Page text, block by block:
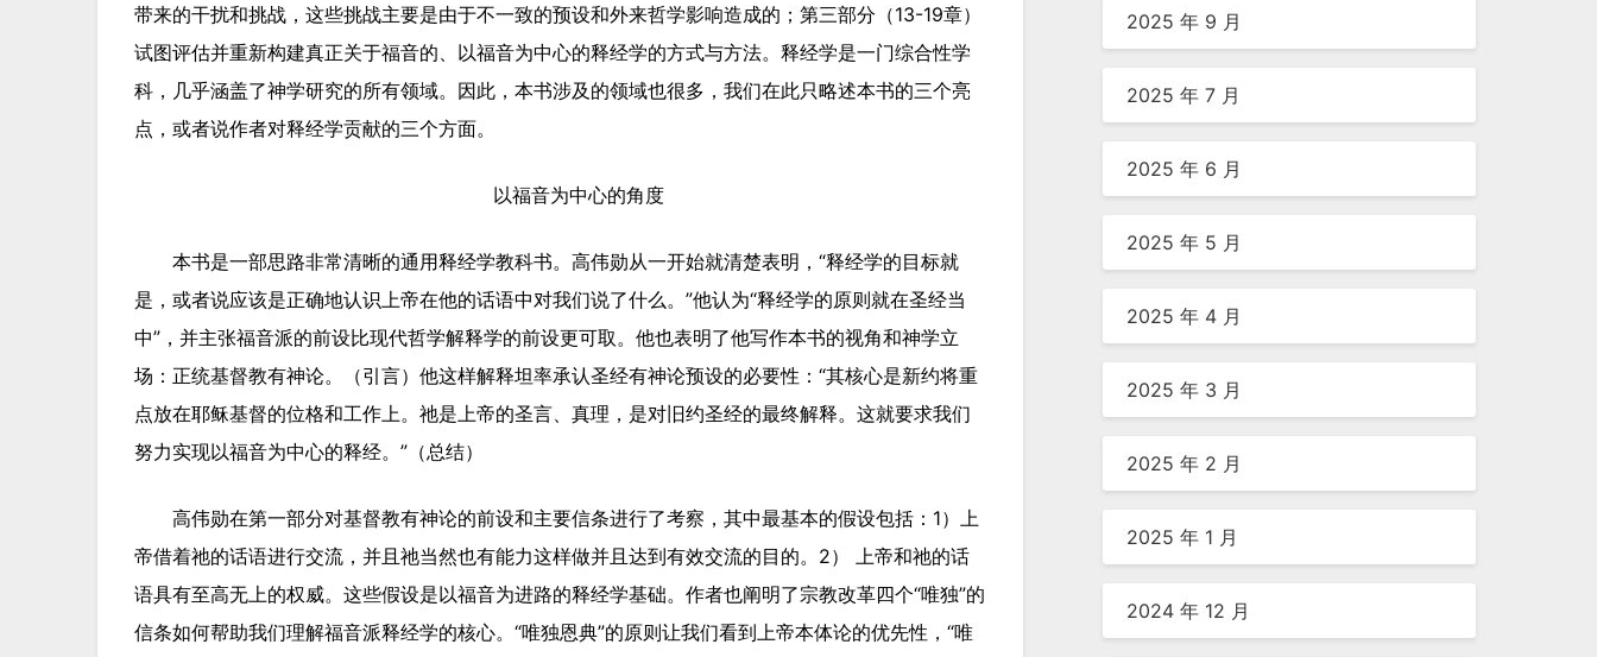
带来的干扰和挑战，这些挑战主要是由于不一致的预设和外来哲学影响造成的；第三部分（13-19章）
试图评估并重新构建真正关于福音的、以福音为中心的释经学的方式与方法。释经学是一门综合性学
科，几乎涵盖了神学研究的所有领域。因此，本书涉及的领域也很多，我们在此只略述本书的三个亮
点，或者说作者对释经学贡献的三个方面。
以福音为中心的角度
本书是一部思路非常清晰的通用释经学教科书。高伟勋从一开始就清楚表明，“释经学的目标就
是，或者说应该是正确地认识上帝在他的话语中对我们说了什么。”他认为“释经学的原则就在圣经当
中”，并主张福音派的前设比现代哲学解释学的前设更可取。他也表明了他写作本书的视角和神学立
场：正统基督教有神论。（引言）他这样解释坦率承认圣经有神论预设的必要性：“其核心是新约将重
点放在耶稣基督的位格和工作上。祂是上帝的圣言、真理，是对旧约圣经的最终解释。这就要求我们
努力实现以福音为中心的释经。”（总结）
高伟勋在第一部分对基督教有神论的前设和主要信条进行了考察，其中最基本的假设包括：1）上
帝借着祂的话语进行交流，并且祂当然也有能力这样做并且达到有效交流的目的。2） 上帝和祂的话
语具有至高无上的权威。这些假设是以福音为进路的释经学基础。作者也阐明了宗教改革四个“唯独”的
信条如何帮助我们理解福音派释经学的核心。“唯独恩典”的原则让我们看到上帝本体论的优先性，“唯
2025 年 9 月
2025 年 7 月
2025 年 6 月
2025 年 5 月
2025 年 4 月
2025 年 3 月
2025 年 2 月
2025 年 1 月
2024 年 12 月